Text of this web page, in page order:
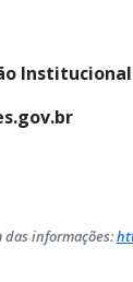
Institucional
das informações: